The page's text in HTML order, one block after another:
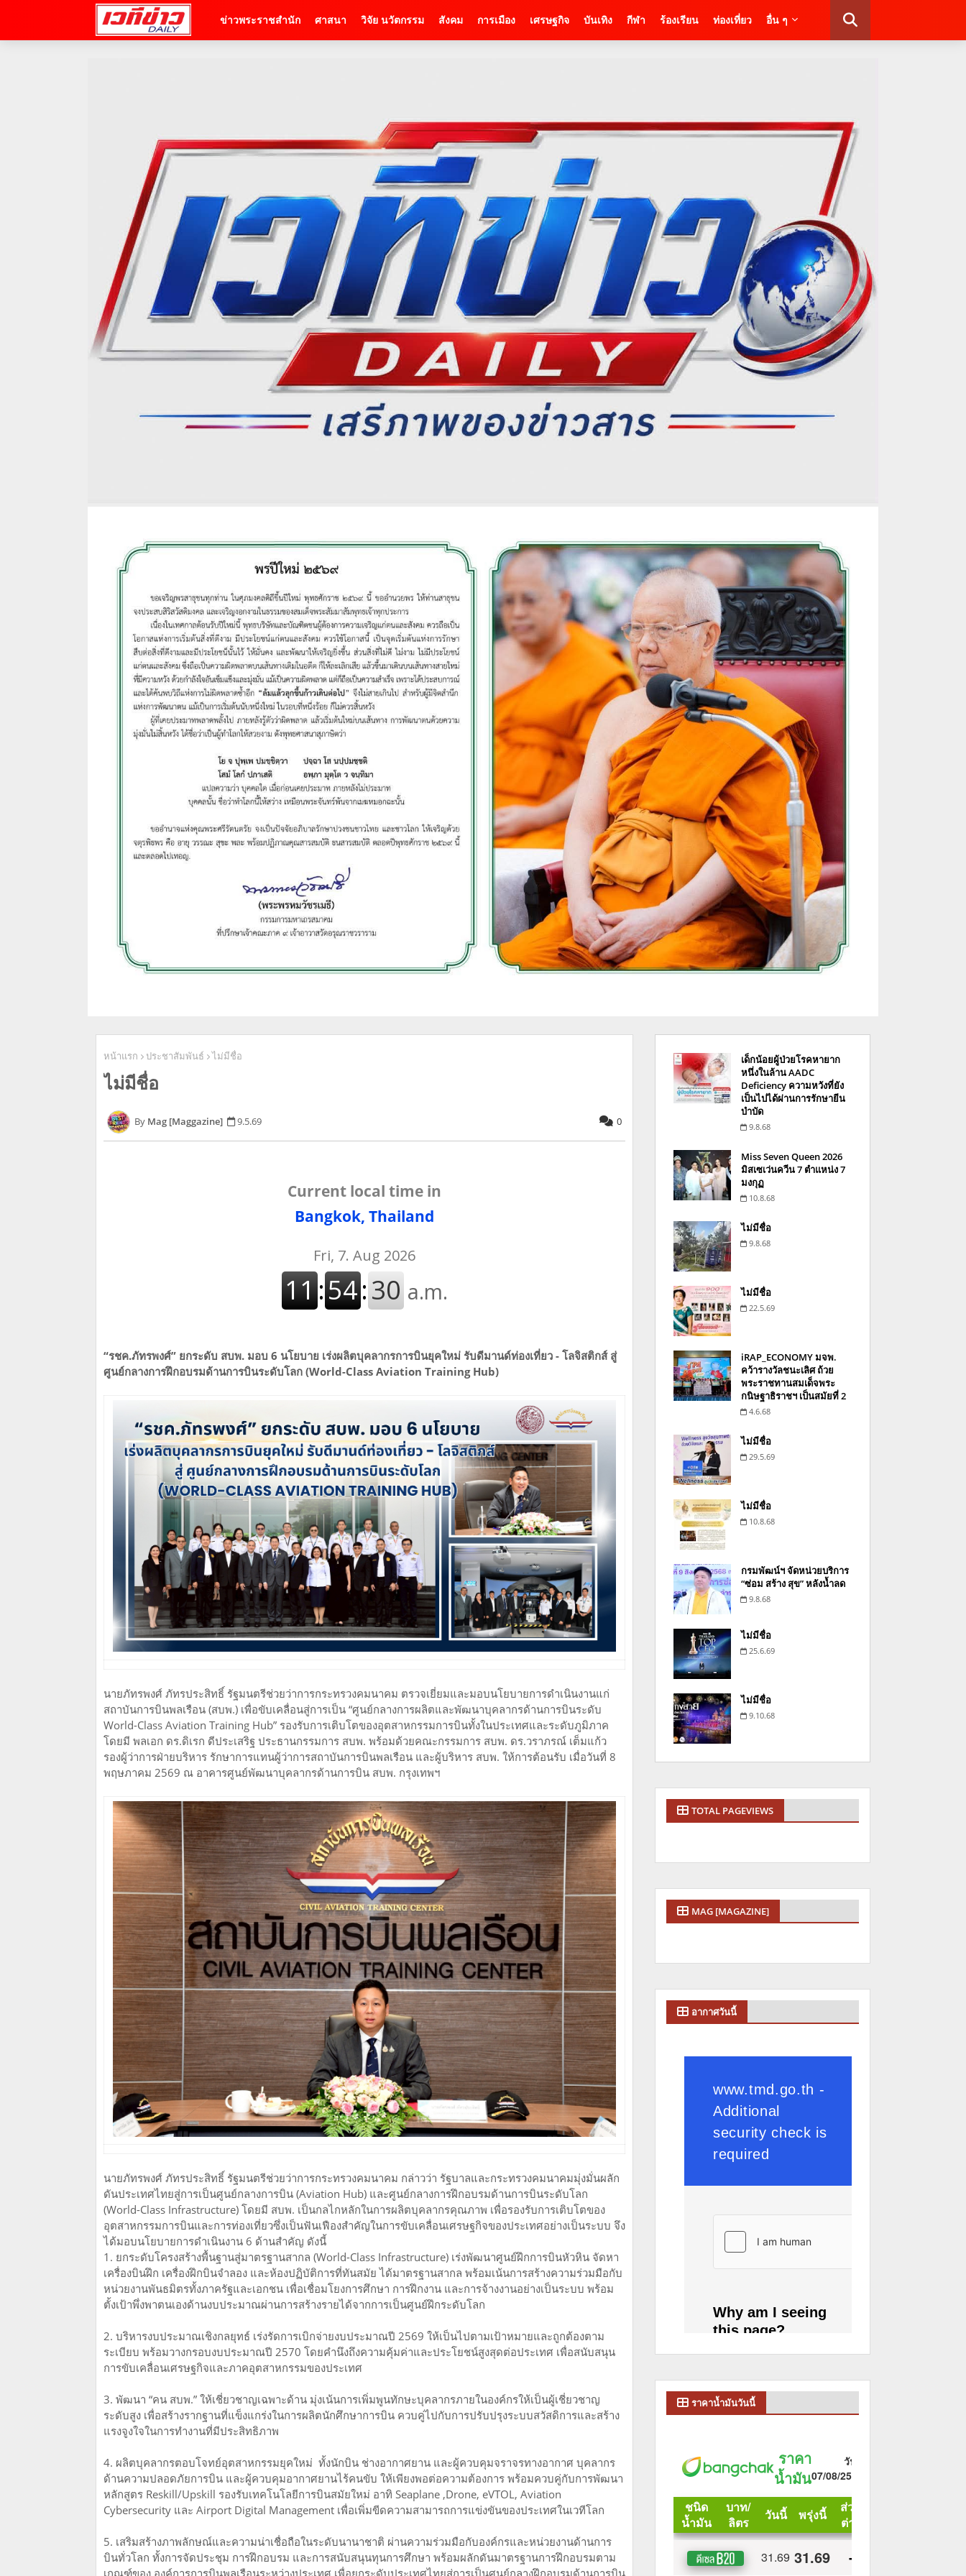
ข่าวพระราชสำนัก ศาสนา วิจัย นวัตกรรม สังคม การเมือง เศรษฐกิจ บันเทิง กีฬา ร้องเรียน ท่องเที่ยว อื่น ๆ
หน้าแรก ประชาสัมพันธ์ ไม่มีชื่อ
ไม่มีชื่อ
Mag [Maggazine] 9.5.69 0
Current local time in
Bangkok, Thailand
“รชค.ภัทรพงศ์” ยกระดับ สบพ. มอบ 6 นโยบาย เร่งผลิตบุคลากรการบินยุคใหม่ รับดีมานด์ท่องเที่ยว - โลจิสติกส์ สู่
ศูนย์กลางการฝึกอบรมด้านการบินระดับโลก (World-Class Aviation Training Hub)
นายภัทรพงศ์ ภัทรประสิทธิ์ รัฐมนตรีช่วยว่าการกระทรวงคมนาคม ตรวจเยี่ยมและมอบนโยบายการดำเนินงานแก่
สถาบันการบินพลเรือน (สบพ.) เพื่อขับเคลื่อนสู่การเป็น “ศูนย์กลางการผลิตและพัฒนาบุคลากรด้านการบินระดับ
World-Class Aviation Training Hub” รองรับการเติบโตของอุตสาหกรรมการบินทั้งในประเทศและระดับภูมิภาค
โดยมี พลเอก ดร.ดิเรก ดีประเสริฐ ประธานกรรมการ สบพ. พร้อมด้วยคณะกรรมการ สบพ. ดร.วราภรณ์ เต็มแก้ว
รองผู้ว่าการฝ่ายบริหาร รักษาการแทนผู้ว่าการสถาบันการบินพลเรือน และผู้บริหาร สบพ. ให้การต้อนรับ เมื่อวันที่ 8
พฤษภาคม 2569 ณ อาคารศูนย์พัฒนาบุคลากรด้านการบิน สบพ. กรุงเทพฯ
นายภัทรพงศ์ ภัทรประสิทธิ์ รัฐมนตรีช่วยว่าการกระทรวงคมนาคม กล่าวว่า รัฐบาลและกระทรวงคมนาคมมุ่งมั่นผลัก
ดันประเทศไทยสู่การเป็นศูนย์กลางการบิน (Aviation Hub) และศูนย์กลางการฝึกอบรมด้านการบินระดับโลก
(World-Class Infrastructure) โดยมี สบพ. เป็นกลไกหลักในการผลิตบุคลากรคุณภาพ เพื่อรองรับการเติบโตของ
อุตสาหกรรมการบินและการท่องเที่ยวซึ่งเป็นฟันเฟืองสำคัญในการขับเคลื่อนเศรษฐกิจของประเทศอย่างเป็นระบบ จึง
ได้มอบนโยบายการดำเนินงาน 6 ด้านสำคัญ ดังนี้
1. ยกระดับโครงสร้างพื้นฐานสู่มาตรฐานสากล (World-Class Infrastructure) เร่งพัฒนาศูนย์ฝึกการบินหัวหิน จัดหา
เครื่องบินฝึก เครื่องฝึกบินจำลอง และห้องปฏิบัติการที่ทันสมัย ได้มาตรฐานสากล พร้อมเน้นการสร้างความร่วมมือกับ
หน่วยงานพันธมิตรทั้งภาครัฐและเอกชน เพื่อเชื่อมโยงการศึกษา การฝึกงาน และการจ้างงานอย่างเป็นระบบ พร้อม
ตั้งเป้าพึ่งพาตนเองด้านงบประมาณผ่านการสร้างรายได้จากการเป็นศูนย์ฝึกระดับโลก
2. บริหารงบประมาณเชิงกลยุทธ์ เร่งรัดการเบิกจ่ายงบประมาณปี 2569 ให้เป็นไปตามเป้าหมายและถูกต้องตาม
ระเบียบ พร้อมวางกรอบงบประมาณปี 2570 โดยคำนึงถึงความคุ้มค่าและประโยชน์สูงสุดต่อประเทศ เพื่อสนับสนุน
การขับเคลื่อนเศรษฐกิจและภาคอุตสาหกรรมของประเทศ
3. พัฒนา “คน สบพ.” ให้เชี่ยวชาญเฉพาะด้าน มุ่งเน้นการเพิ่มพูนทักษะบุคลากรภายในองค์กรให้เป็นผู้เชี่ยวชาญ
ระดับสูง เพื่อสร้างรากฐานที่แข็งแกร่งในการผลิตนักศึกษาการบิน ควบคู่ไปกับการปรับปรุงระบบสวัสดิการและสร้าง
แรงจูงใจในการทำงานที่มีประสิทธิภาพ
4. ผลิตบุคลากรตอบโจทย์อุตสาหกรรมยุคใหม่ ทั้งนักบิน ช่างอากาศยาน และผู้ควบคุมจราจรทางอากาศ บุคลากร
ด้านความปลอดภัยการบิน และผู้ควบคุมอากาศยานไร้คนขับ ให้เพียงพอต่อความต้องการ พร้อมควบคู่กับการพัฒนา
หลักสูตร Reskill/Upskill รองรับเทคโนโลยีการบินสมัยใหม่ อาทิ Seaplane ,Drone, eVTOL, Aviation
Cybersecurity และ Airport Digital Management เพื่อเพิ่มขีดความสามารถการแข่งขันของประเทศในเวทีโลก
5. เสริมสร้างภาพลักษณ์และความน่าเชื่อถือในระดับนานาชาติ ผ่านความร่วมมือกับองค์กรและหน่วยงานด้านการ
บินทั่วโลก ทั้งการจัดประชุม การฝึกอบรม และการสนับสนุนทุนการศึกษา พร้อมผลักดันมาตรฐานการฝึกอบรมตาม
เด็กน้อยผู้ป่วยโรคหายาก
หนึ่งในล้าน AADC
Deficiency ความหวังที่ยัง
เป็นไปได้ผ่านการรักษายีน
บำบัด
9.8.68
Miss Seven Queen 2026
มิสเซเว่นควีน 7 ตำแหน่ง 7
มงกุฏ
10.8.68
ไม่มีชื่อ
9.8.68
ไม่มีชื่อ
22.5.69
iRAP_ECONOMY มจพ.
คว้ารางวัลชนะเลิศ ถ้วย
พระราชทานสมเด็จพระ
กนิษฐาธิราชฯ เป็นสมัยที่ 2
4.6.68
ไม่มีชื่อ
29.5.69
ไม่มีชื่อ
10.8.68
กรมพัฒน์ฯ จัดหน่วยบริการ
“ซ่อม สร้าง สุข” หลังน้ำลด
9.8.68
ไม่มีชื่อ
25.6.69
ไม่มีชื่อ
9.10.68
TOTAL PAGEVIEWS
MAG [MAGAZINE]
อากาศวันนี้
ราคาน้ำมันวันนี้